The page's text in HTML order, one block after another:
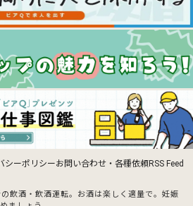
シーポリシーお問い合わせ・各種依頼RSS Feed
飲酒・飲酒運転。お酒は楽しく適量で。 妊娠